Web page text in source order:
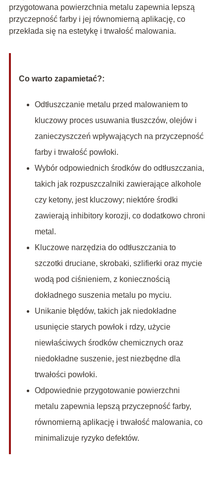
przygotowana powierzchnia metalu zapewnia lepszą
przyczepność farby i jej równomierną aplikację, co
przekłada się na estetykę i trwałość malowania.
Co warto zapamietać?:
Odtłuszczanie metalu przed malowaniem to
kluczowy proces usuwania tłuszczów, olejów i
zanieczyszczeń wpływających na przyczepność
farby i trwałość powłoki.
Wybór odpowiednich środków do odtłuszczania,
takich jak rozpuszczalniki zawierające alkohole
czy ketony, jest kluczowy; niektóre środki
zawierają inhibitory korozji, co dodatkowo chroni
metal.
Kluczowe narzędzia do odtłuszczania to
szczotki druciane, skrobaki, szlifierki oraz mycie
wodą pod ciśnieniem, z koniecznością
dokładnego suszenia metalu po myciu.
Unikanie błędów, takich jak niedokładne
usunięcie starych powłok i rdzy, użycie
niewłaściwych środków chemicznych oraz
niedokładne suszenie, jest niezbędne dla
trwałości powłoki.
Odpowiednie przygotowanie powierzchni
metalu zapewnia lepszą przyczepność farby,
równomierną aplikację i trwałość malowania, co
minimalizuje ryzyko defektów.